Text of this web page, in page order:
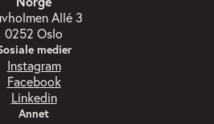
Allé 3
0252 Oslo
medier
Instagram
Facebook
Linkedin
Annet